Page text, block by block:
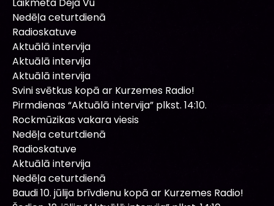
Nedēļa ceturtdienā
Radioskatuve
Aktuālā intervija
Aktuālā intervija
Aktuālā intervija
Svini svētkus kopā ar Kurzemes Radio!
Pirmdienas “Aktuālā intervija” plkst. 14:10.
Rockmūzikas vakara viesis
Nedēļa ceturtdienā
Radioskatuve
Aktuālā intervija
Nedēļa ceturtdienā
Baudi 10. jūlija brīvdienu kopā ar Kurzemes Radio!